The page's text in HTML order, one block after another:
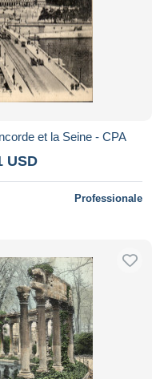
et la Seine - CPA
USD
Professionale